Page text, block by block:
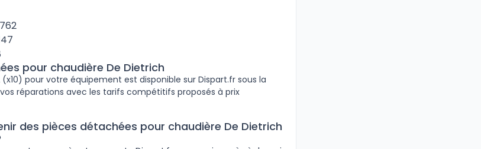
pour chaudière De Dietrich
(x10) pour votre équipement est disponible sur Dispart.fr sous la
réparations avec les tarifs compétitifs proposés à prix
des pièces détachées pour chaudière De Dietrich